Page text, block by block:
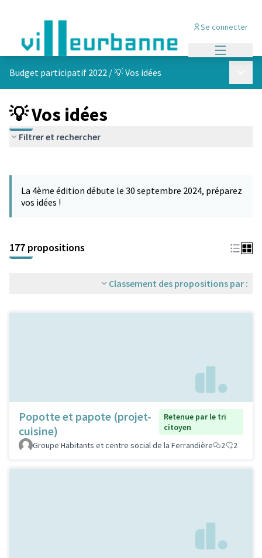
Se connecter
Budget participatif 2022 /💡 Vos idées
💡 Vos idées
Filtrer et rechercher
−
La 4ème édition débute le 30 septembre 2024, préparez
vos idées !
177 propositions
Classement des propositions par :
Popotte et papote (projet-
cuisine)
Retenue par le tri
citoyen
Groupe Habitants et centre social de la Ferrandière
2 2